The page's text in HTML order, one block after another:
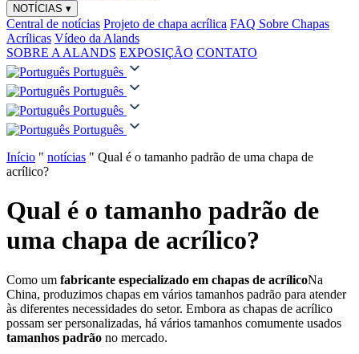
NOTÍCIAS ▾
Central de notícias Projeto de chapa acrílica FAQ Sobre Chapas
Acrílicas Vídeo da Alands
SOBRE A ALANDS EXPOSIÇÃO CONTATO
Português
Português
Português
Português
Início " notícias " Qual é o tamanho padrão de uma chapa de
acrílico?
Qual é o tamanho padrão de
uma chapa de acrílico?
Como um fabricante especializado em chapas de acrílicoNa
China, produzimos chapas em vários tamanhos padrão para atender
às diferentes necessidades do setor. Embora as chapas de acrílico
possam ser personalizadas, há vários tamanhos comumente usados
tamanhos padrão no mercado.